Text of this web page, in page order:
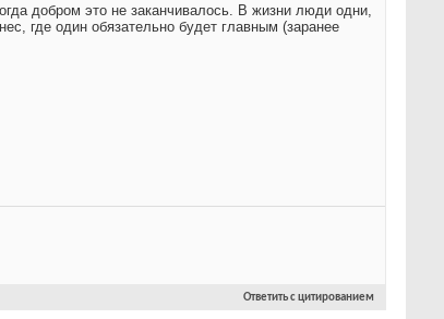
добром это не заканчивалось. В жизни люди одни,
где один обязательно будет главным (заранее
Ответить с цитированием